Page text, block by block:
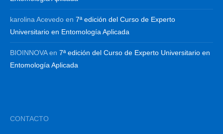
karolina Acevedo en 7ª edición del Curso de Experto
Universitario en Entomología Aplicada
BIOINNOVAen 7ª edición del Curso de Experto Universitario en
Entomología Aplicada
CONTACTO